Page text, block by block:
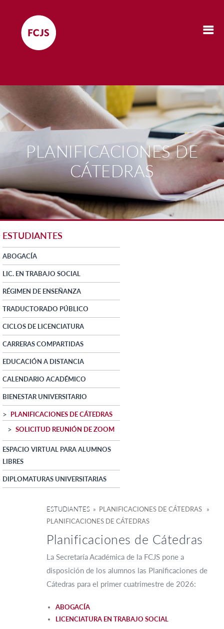
PLANIFICACIONES DE
CÁTEDRAS
ESTUDIANTES
ABOGACÍA
LIC. EN TRABAJO SOCIAL
RÉGIMEN DE ENSEÑANZA
TRADUCTORADO PÚBLICO
CICLOS DE LICENCIATURA
CARRERAS COMPARTIDAS
EDUCACIÓN A DISTANCIA
CALENDARIO ACADÉMICO
BIENESTAR UNIVERSITARIO
PLANIFICACIONES DE CÁTEDRAS
SOLICITUD REUNIÓN DE ZOOM
ESPACIO VIRTUAL PARA ALUMNOS
LIBRES
DIPLOMATURAS UNIVERSITARIAS
ESTUDIANTES » PLANIFICACIONES DE CÁTEDRAS »
PLANIFICACIONES DE CÁTEDRAS
Planificaciones de Cátedras
La Secretaría Académica de la FCJS pone a
disposición de los alumnos las Planificaciones de
Cátedras para el primer cuatrimestre de 2026:
ABOGACÍA
LICENCIATURA EN TRABAJO SOCIAL